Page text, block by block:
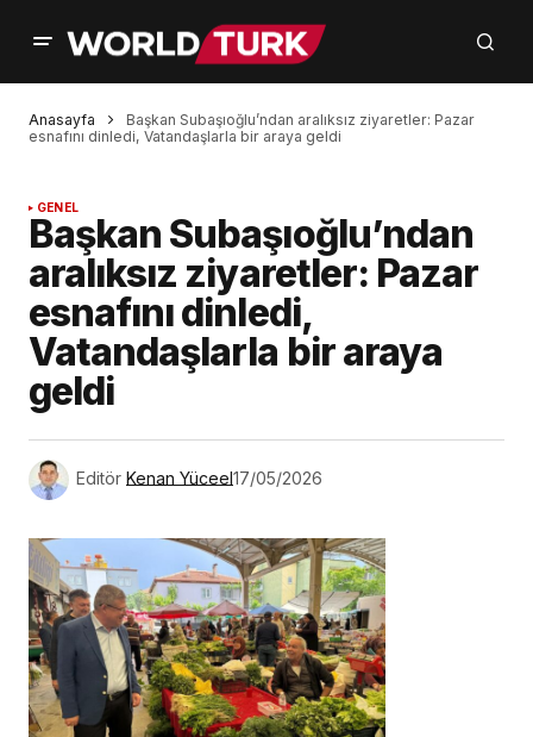
Anasayfa
Başkan Subaşıoğlu’ndan aralıksız ziyaretler: Pazar
esnafını dinledi, Vatandaşlarla bir araya geldi
GENEL
Başkan Subaşıoğlu’ndan
aralıksız ziyaretler: Pazar
esnafını dinledi,
Vatandaşlarla bir araya
geldi
Editör Kenan Yüceel17/05/2026